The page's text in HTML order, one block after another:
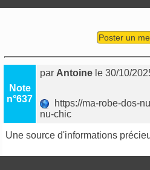
Poster un
Note
n°637
par Antoine le 30/10/
https://ma-robe-dos-
nu-chic
Une source d'informations